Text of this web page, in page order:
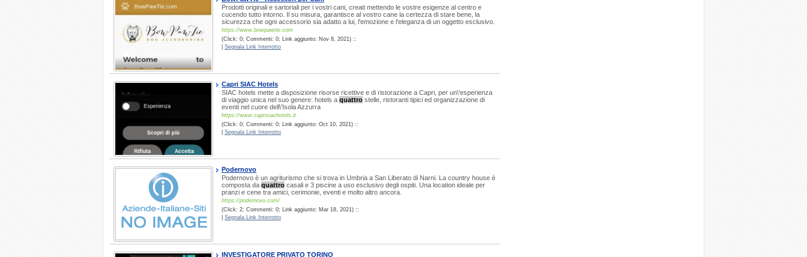
Prodotti originali e sartoriali per i vostri cani, creati mettendo le vostre esigenze al centro e
cucendo tutto intorno. Il su misura, garantisce al vostro cane la certezza di stare bene, la
sicurezza che ogni accessorio sia adatto a lui, l'emozione e l'eleganza di un oggetto esclusivo.
https://www.bowpawtie.com
(Click: 0; Commenti: 0; Link aggiunto: Nov 8, 2021) ::
Segnala Link Interrotto
Capri SIAC Hotels
SIAC hotels mette a disposizione risorse ricettive e di ristorazione a Capri, per un\'esperienza
di viaggio unica nel suo genere: hotels a quattro stelle, ristoranti tipici ed organizzazione di
eventi nel cuore dell\'Isola Azzurra
https://www.caprisiachotels.it
(Click: 0; Commenti: 0; Link aggiunto: Oct 10, 2021) ::
Segnala Link Interrotto
Podernovo
Podernovo è un agriturismo che si trova in Umbria a San Liberato di Narni. La country house è
composta da quattro casali e 3 piscine a uso esclusivo degli ospiti. Una location ideale per
pranzi e cene tra amici, cerimonie, eventi e molto altro ancora.
https://podernovo.com/
(Click: 2; Commenti: 0; Link aggiunto: Mar 18, 2021) ::
Segnala Link Interrotto
INVESTIGATORE PRIVATO TORINO